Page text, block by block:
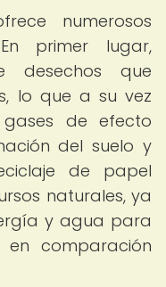
numerosos
primer lugar,
desechos que
lo que a su vez
de efecto
del suelo y
de papel
naturales, ya
y agua para
comparación